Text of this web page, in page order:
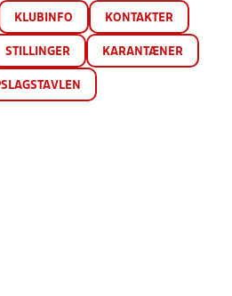
KLUBINFO KONTAKTER
STILLINGER KARANTÆNER